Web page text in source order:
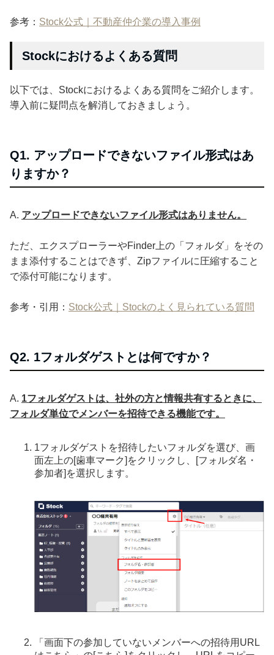
参考： Stock公式｜不動産仲介業の導入事例
Stockにおけるよくある質問
以下では、Stockにおけるよくある質問をご紹介します。
導入前に疑問点を解消しておきましょう。
Q1. アップロードできないファイル形式はあ
りますか？
A. アップロードできないファイル形式はありません。
ただ、エクスプローラーやFinder上の「フォルダ」をその
まま添付することはできず、Zipファイルに圧縮すること
で添付可能になります。
参考・引用： Stock公式｜Stockのよく見られている質問
Q2. 1フォルダゲストとは何ですか？
A. 1フォルダゲストは、社外の方と情報共有するときに、
フォルダ単位でメンバーを招待できる機能です。
1フォルダゲストを招待したいフォルダを選び、画
面左上の[歯車マーク]をクリックし、[フォルダ名・
参加者]を選択します。
「画面下の参加していないメンバーへの招待用URL